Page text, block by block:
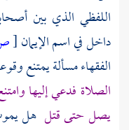
اللفظي الذي بين
داخل في اسم الإيمان[
الفقهاء مسألة يمتنع
الصلاة فدعي إليها
يصل حتى قتل هل